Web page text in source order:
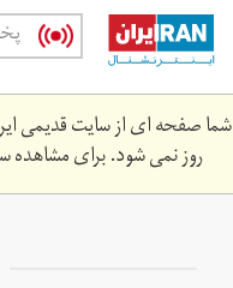
Skip
main
content
شما صفحه ای از سایت قدیمی
روز نمی شود. برای مشاهده